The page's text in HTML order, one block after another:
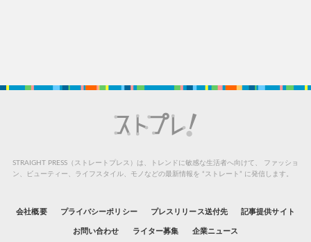
STRAIGHT PRESS（ストレートプレス）は、トレンドに敏感な生活者へ向けて、
ファッショ
ン、ビューティー、ライフスタイル、モノなどの最新情報を “ストレート” に発信します。
会社概要 プライバシーポリシー プレスリリース送付先 記事提供サイト
お問い合わせ ライター募集 企業ニュース